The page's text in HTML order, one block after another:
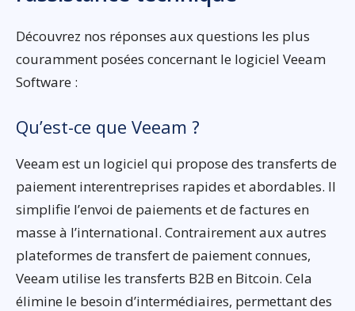
Découvrez nos réponses aux questions les plus
couramment posées concernant le logiciel Veeam
Software :
Qu’est-ce que Veeam ?
Veeam est un logiciel qui propose des transferts de
paiement interentreprises rapides et abordables. Il
simplifie l’envoi de paiements et de factures en
masse à l’international. Contrairement aux autres
plateformes de transfert de paiement connues,
Veeam utilise les transferts B2B en Bitcoin. Cela
élimine le besoin d’intermédiaires, permettant des